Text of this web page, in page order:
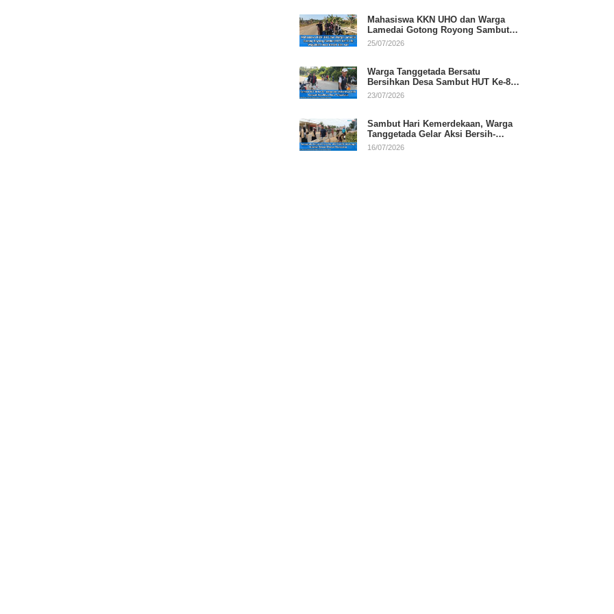
Mahasiswa KKN UHO dan Warga
Lamedai Gotong Royong Sambut
HUT Ke-81 RI
25/07/2026
Warga Tanggetada Bersatu
Bersihkan Desa Sambut HUT Ke-81
RI
23/07/2026
Sambut Hari Kemerdekaan, Warga
Tanggetada Gelar Aksi Bersih-
Bersih Desa
16/07/2026